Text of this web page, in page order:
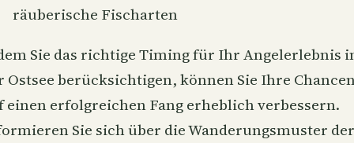
räuberische Fischarten
Sie das richtige Timing für Ihr Angelerlebnis
Ostsee berücksichtigen, können Sie Ihre
einen erfolgreichen Fang erheblich verbessern.
Sie sich über die Wanderungsmuster der